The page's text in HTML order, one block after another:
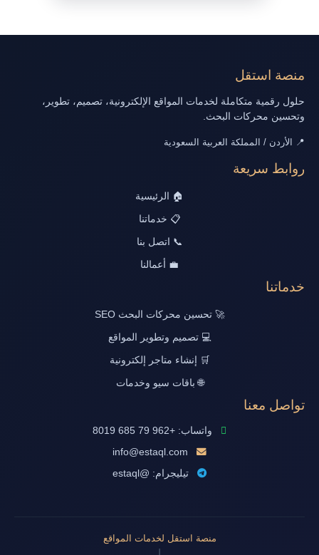
منصة استقل
حلول رقمية متكاملة لخدمات المواقع الإلكترونية، تصميم، تطوير،
وتحسين محركات البحث.
📍 الأردن / المملكة العربية السعودية
روابط سريعة
🏠 الرئيسية
📋 خدماتنا
📞 اتصل بنا
💼 أعمالنا
خدماتنا
🚀 تحسين محركات البحث SEO
💻 تصميم وتطوير المواقع
🛒 إنشاء متاجر إلكترونية
🌐 باقات سيو وخدمات
تواصل معنا
واتساب: +962 79 685 8019
info@estaql.com
تيليجرام: @estaql
منصة استقل لخدمات المواقع